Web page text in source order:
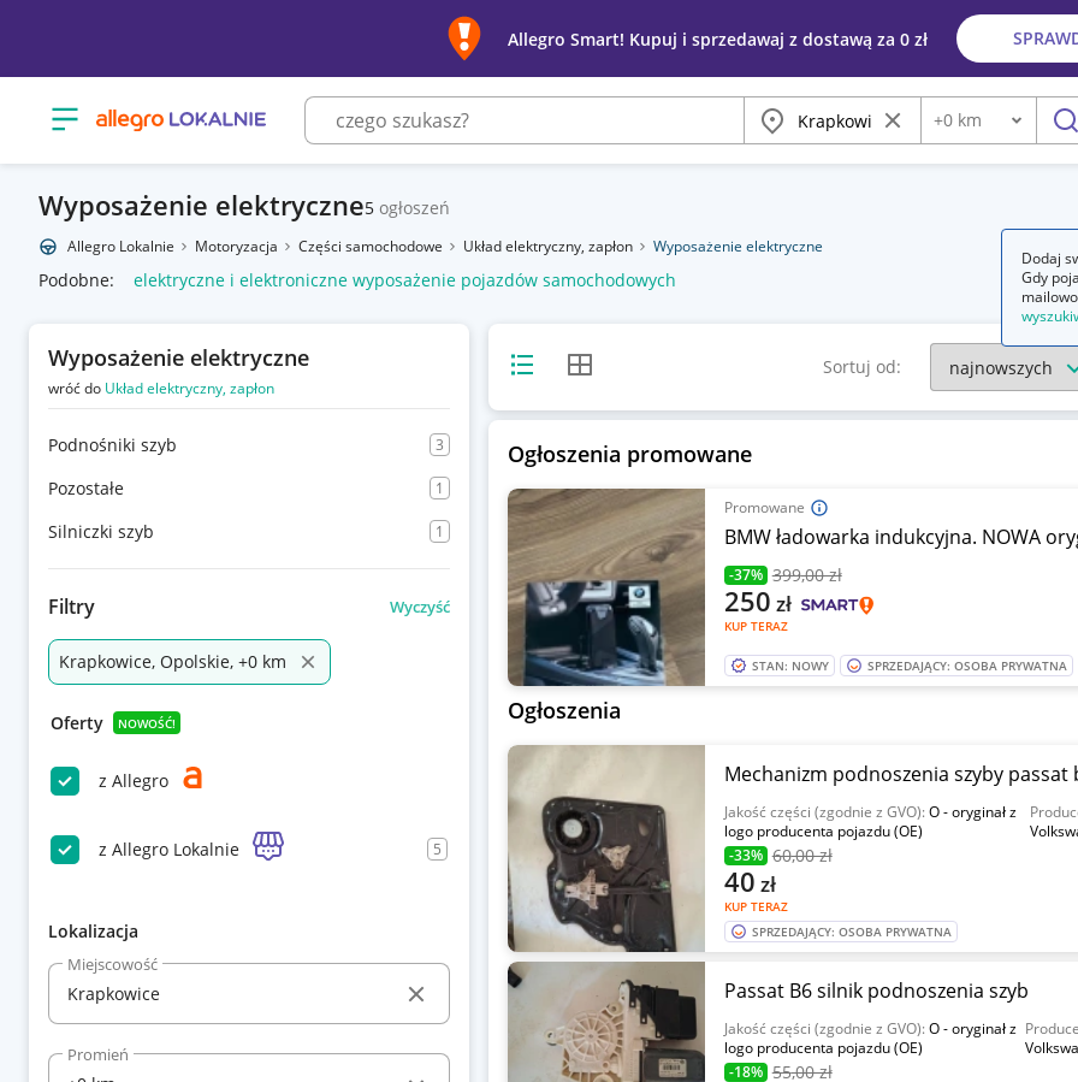
Allegro Smart! Kupuj i sprzedawaj z dostawą za 0 zł
Otwórz menu z kategoriami Miasto Wyczyść frazę
Odległość
+0 km
Wyposażenie elektryczne5 ogłoszeń
Allegro Lokalnie Motoryzacja Części samochodowe Układ elektryczny, zapłon Wyposażenie elektryczne
Podobne: elektryczne i elektroniczne wyposażenie pojazdów samochodowych
Wyposażenie elektryczne
wróć do Układ elektryczny, zapłon
Podnośniki szyb 3
Pozostałe 1
Silniczki szyb 1
Filtry Wyczyść
Krapkowice, Opolskie, +0 km
Oferty NOWOŚĆ!
z Allegro
z Allegro Lokalnie 5
Lokalizacja
Miejscowość
Promień
Widok listyWidok siatki Sortuj od:
Ogłoszenia promowane
Promowane
BMW ładowarka indukcyjna. NOWA
-37% 399,00 zł
KUP TERAZ
250 zł
STAN: NOWY SPRZEDAJĄCY: OSOBA PRYWATNA
Ogłoszenia
Mechanizm podnoszenia szyby passat
Jakość części (zgodnie z GVO):O - oryginał z
logo producenta pojazdu (OE)
-33% 60,00 zł
KUP TERAZ
40 zł
SPRZEDAJĄCY: OSOBA PRYWATNA
Passat B6 silnik podnoszenia szyb
Jakość części (zgodnie z GVO):O - oryginał z
logo producenta pojazdu (OE)
-18% 55,00 zł
Dodaj
Gdy